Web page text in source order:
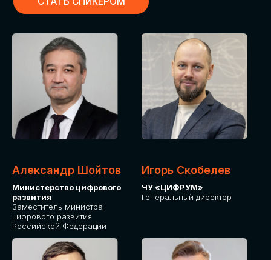
Александр Шойтов
Министерство цифрового
развития
Заместитель министра
цифрового развития
Российской Федерации
Игорь Скобелев
ЧУ «ЦИФРУМ»
Генеральный директор